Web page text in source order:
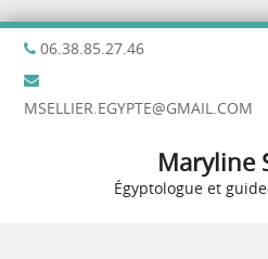
06.38.85.27.46
MSELLIER.EGYPTE@GMAIL.COM
Maryline
Égyptologue et